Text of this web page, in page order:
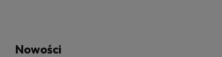
Nowości